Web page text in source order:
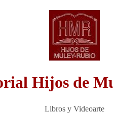
Hijos de
Libros y Videoarte